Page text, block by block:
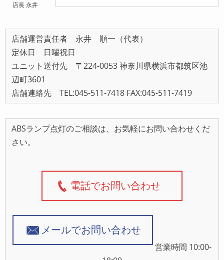
店長 永井
店舗運営責任者 永井 順一（代表）
定休日 日曜祝日
ユニット送付先 〒224-0053 神奈川県横浜市都筑区池
辺町3601
店舗連絡先 TEL:045-511-7418 FAX:045-511-7419
ABSランプ点灯のご相談は、お気軽にお問い合わせくだ
さい。
電話でお問い合わせ
メールでお問い合わせ
営業時間 10:00-